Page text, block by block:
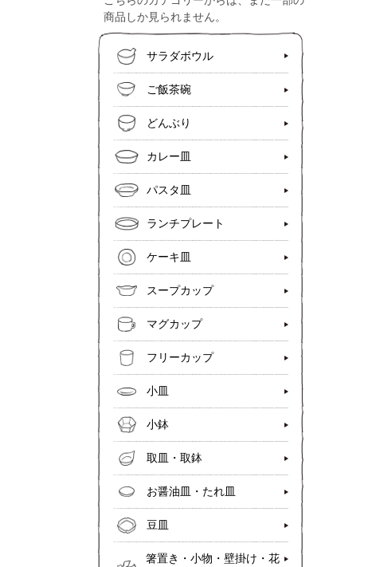
商品しか見られません。
サラダボウル
ご飯茶碗
どんぶり
カレー皿
パスタ皿
ランチプレート
ケーキ皿
スープカップ
マグカップ
フリーカップ
小皿
小鉢
取皿・取鉢
お醤油皿・たれ皿
豆皿
箸置き・小物・壁掛け・花